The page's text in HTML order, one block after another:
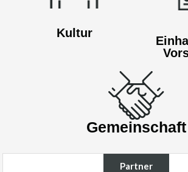
Kultur
Gemeinschaft
Partner